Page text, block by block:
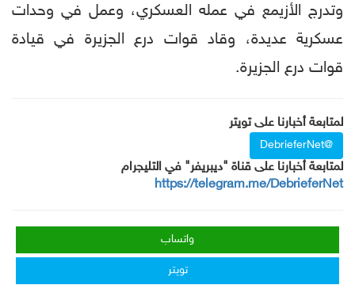
وتدرج الأزيمع في عمله العسكري، وعمل في وحدات
عسكرية عديدة، وقاد قوات درع الجزيرة في قيادة
قوات درع الجزيرة.
لمتابعة أخبارنا على تويتر
@DebrieferNet
لمتابعة أخبارنا على قناة "ديبريفر" في التليجرام
https://telegram.me/DebrieferNet
واتساب
تويتر